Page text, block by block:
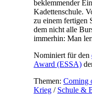
beklemmender
Kadettenschule.
zu einem fertigen
dem nicht alle
immerhin: Man
Nominiert für den
Award (ESSA)
Themen: Coming
Krieg/ Schule &